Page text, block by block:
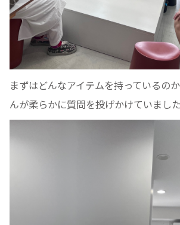
まずはどんなアイテムを持っているの
んが柔らかに質問を投げかけていました